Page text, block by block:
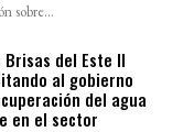
sobre...
Brisas del Este II
al gobierno
del agua
en el sector